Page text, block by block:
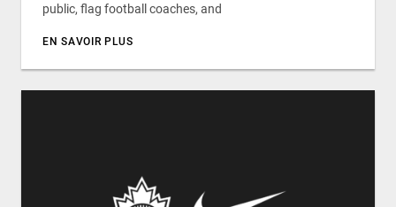
public, flag football coaches, and
EN SAVOIR PLUS